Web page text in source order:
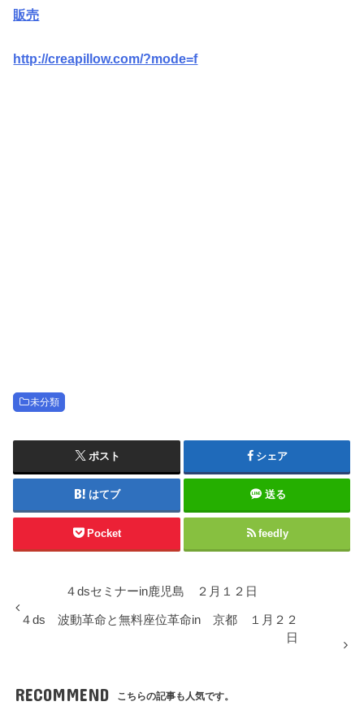
販売
http://creapillow.com/?mode=f
未分類
ポスト シェア
はてブ 送る
Pocket feedly
４dsセミナーin鹿児島 ２月１２日
４ds 波動革命と無料座位革命in 京都 １月２２
日
RECOMMEND こちらの記事も人気です。